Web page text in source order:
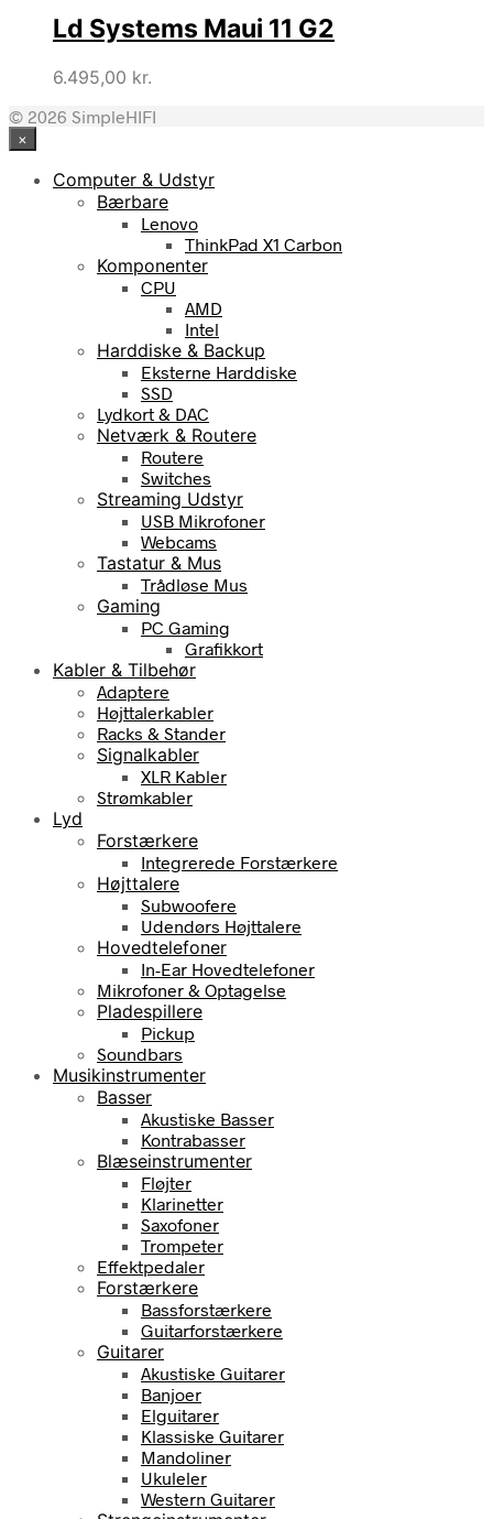
Ld Systems Maui 11 G2
6.495,00 kr.
© 2026 SimpleHIFI
×
Computer & Udstyr
Bærbare
Lenovo
ThinkPad X1 Carbon
Komponenter
CPU
AMD
Intel
Harddiske & Backup
Eksterne Harddiske
SSD
Lydkort & DAC
Netværk & Routere
Routere
Switches
Streaming Udstyr
USB Mikrofoner
Webcams
Tastatur & Mus
Trådløse Mus
Gaming
PC Gaming
Grafikkort
Kabler & Tilbehør
Adaptere
Højttalerkabler
Racks & Stander
Signalkabler
XLR Kabler
Strømkabler
Lyd
Forstærkere
Integrerede Forstærkere
Højttalere
Subwoofere
Udendørs Højttalere
Hovedtelefoner
In-Ear Hovedtelefoner
Mikrofoner & Optagelse
Pladespillere
Pickup
Soundbars
Musikinstrumenter
Basser
Akustiske Basser
Kontrabasser
Blæseinstrumenter
Fløjter
Klarinetter
Saxofoner
Trompeter
Effektpedaler
Forstærkere
Bassforstærkere
Guitarforstærkere
Guitarer
Akustiske Guitarer
Banjoer
Elguitarer
Klassiske Guitarer
Mandoliner
Ukuleler
Western Guitarer